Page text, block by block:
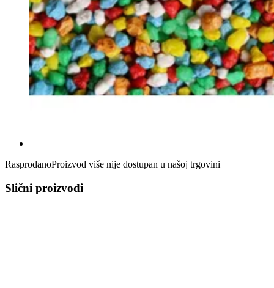
RasprodanoProizvod više nije dostupan u našoj trgovini
Slični proizvodi